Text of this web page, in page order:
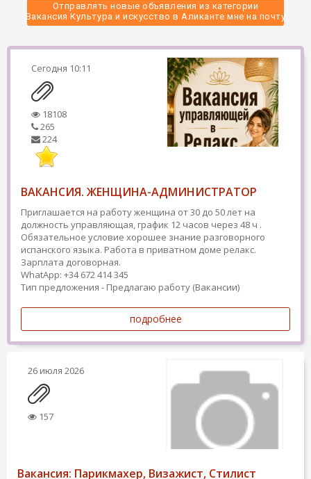
Отправлять новые объявления из категории
Вакансия Культура и искусство в Аликанте мне на почту
Сегодня 10:11
18108
265
224
ВАКАНСИЯ. ЖЕНЩИНА-АДМИНИСТРАТОР
Приглашается на работу женщина от 30 до 50 лет на
должность управляющая, график 12 часов через 48 ч .
Обязательное условие хорошее знание разговорного
испанского языка. Работа в приватном доме релакс.
Зарплата договорная.
WhatApp: +34 672 414 345
Тип предложения - Предлагаю работу (Вакансии)
подробнее
26 июля 2026
157
Вакансия: Парикмахер, Визажист, Стилист